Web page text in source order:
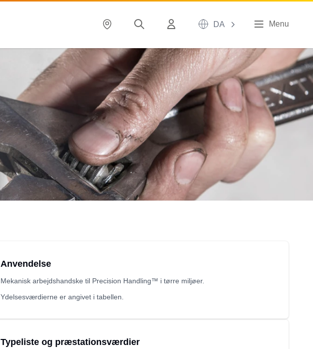
DA Menu
Anvendelse
Mekanisk arbejdshandske til Precision Handling™ i tørre miljøer.
Ydelsesværdierne er angivet i tabellen.
Typeliste og præstationsværdier